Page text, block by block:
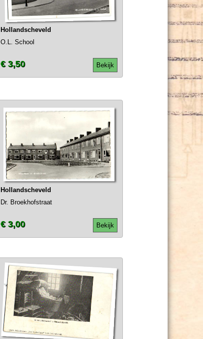
Hollandscheveld
O.L. School
Bekijk
€ 3,50
Hollandscheveld
Dr. Broekhofstraat
Bekijk
€ 3,00